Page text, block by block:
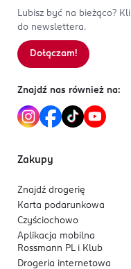
Lubisz być na bieżąco?
do newslettera.
Dołączam!
Znajdź nas również na:
Zakupy
Znajdź drogerię
Karta podarunkowa
Czyściochowo
Aplikacja mobilna
Rossmann PL i Klub
Drogeria internetowa